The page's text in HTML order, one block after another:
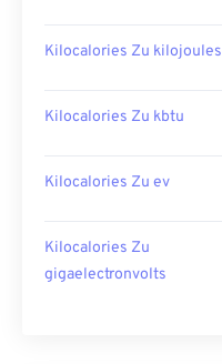
Kilocalories Zu kilojoules
Kilocalories Zu kbtu
Kilocalories Zu ev
Kilocalories Zu
gigaelectronvolts